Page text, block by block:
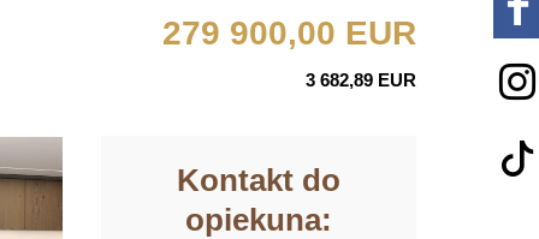
279 900,00 EUR
3 682,89 EUR
Kontakt do
opiekuna: